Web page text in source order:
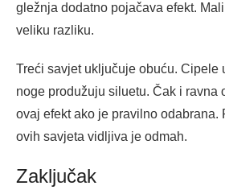
gležnja dodatno pojačava efekt.
veliku razliku.
Treći savjet uključuje obuću. Cipele
noge produžuju siluetu. Čak i ravna
ovaj efekt ako je pravilno odabrana.
ovih savjeta vidljiva je odmah.
Zaključak